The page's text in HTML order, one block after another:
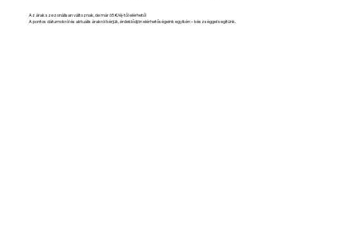
Az árak szezonálisan változnak, de már 65 €/éj-től elérhető!
A pontos dátumokról és aktuális árakról kérjük, érdeklődjön elérhetőségeink egyikén – készséggel segítünk.